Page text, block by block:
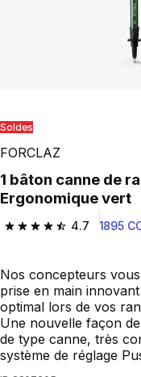
Soldes
FORCLAZ
1 bâton canne de randonnée - MT100
Ergonomique vert
4.7
4.7 out of 5 stars1895
Nos concepteurs
prise en main
optimal lors de vos
Une nouvelle façon
de type canne, très
système de réglage